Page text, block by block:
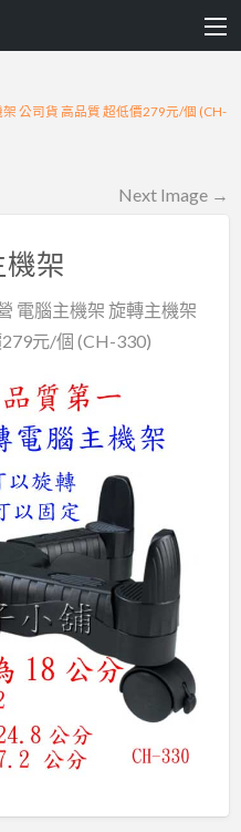
公司貨 高品質 超低價279元/個 (CH-
Next Image →
機架
電腦主機架 旋轉主機架
元/個 (CH-330)